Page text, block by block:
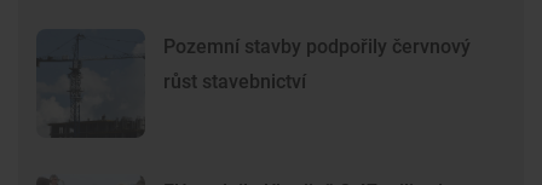
Pozemní stavby podpořily červnový
růst stavebnictví